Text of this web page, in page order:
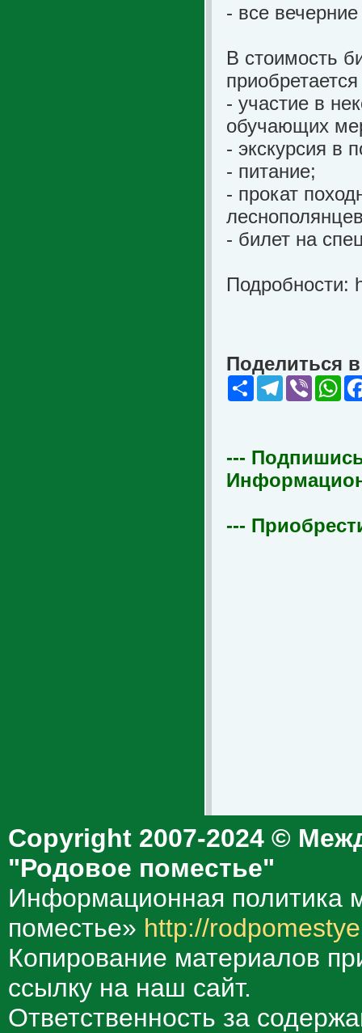
- все
В стоимость
- участие в
обучающих
- экскурсия в
- питание;
- прокат
- билет на
Подробности:
Поделиться
Share Telegram
Viber
---
---
Copyright 2007-2024 ©
"Родовое поместье"
Информационная политика
поместье» http://
Копирование материалов
ссылку на наш сайт.
Ответственность за